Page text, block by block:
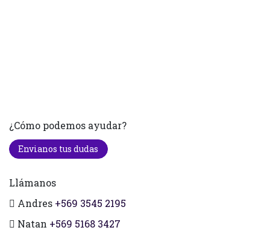
¿Cómo podemos ayudar?
Envianos tus dudas
Llámanos
Andres +569 3545 2195
Natan +569 5168 3427